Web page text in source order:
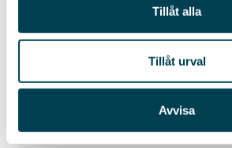
Tillåt alla
Tillåt urval
Avvisa